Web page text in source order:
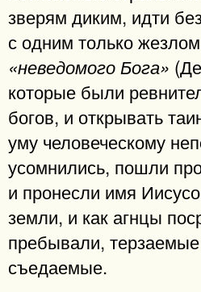
зверям диким, идти
с одним только
«неведомого Бога»
которые были
богов, и открывать
уму человеческому
усомнились, пошли
и пронесли имя
земли, и как агнцы
пребывали,
съедаемые.